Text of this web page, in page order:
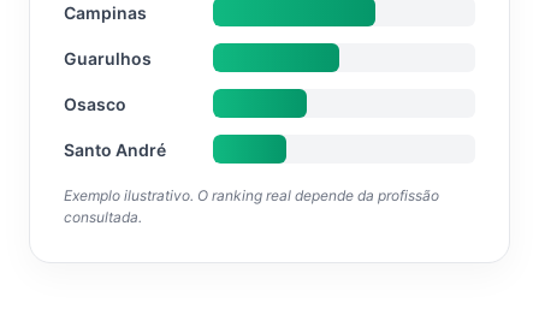
Campinas
Guarulhos
Osasco
Santo André
Exemplo ilustrativo. O ranking real depende da profissão
consultada.